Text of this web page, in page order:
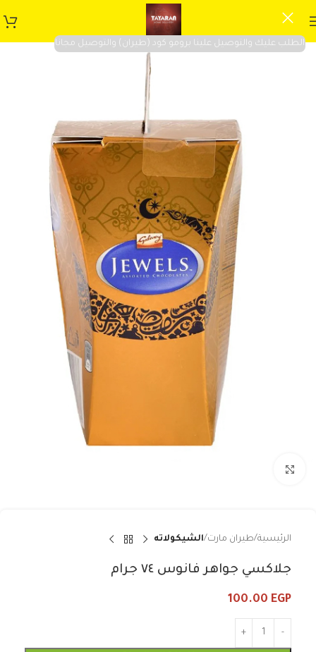
الطلب عليك والتوصيل علينا برومو كود (طيران) والتوصيل مجانا
الرئيسية طيران مارت الشيكولاته
جلاكسي جواهر فانوس ٧٤ جرام
100.00 EGP